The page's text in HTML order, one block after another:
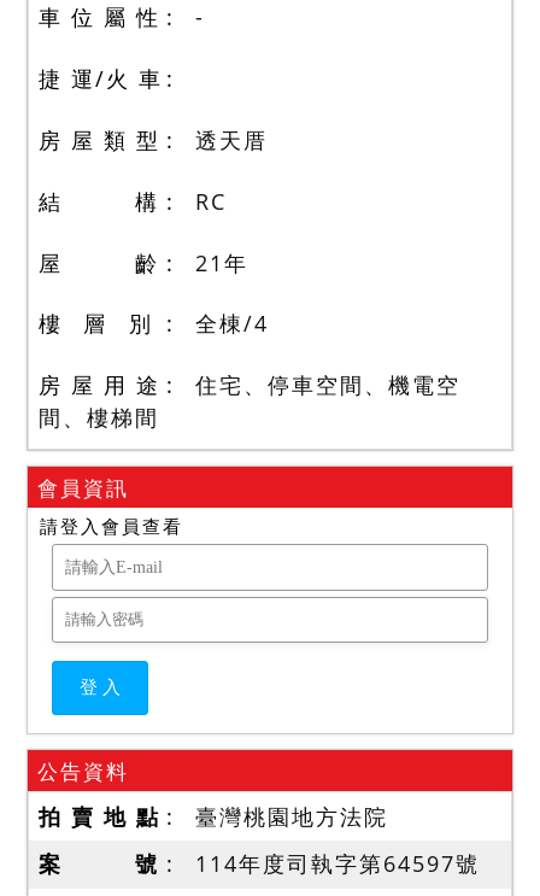
車 位 屬 性 -
捷 運/火 車
房 屋 類 型 透天厝
結 構 RC
屋 齡 21 年
樓 層 別 全棟/4
房 屋 用 途
住宅、停車空間、機電空
間、樓梯間
會員資訊
請登入會員查看
公告資料
拍 賣 地 點
臺灣桃園地方法院
案 號
114年度司執字第64597號